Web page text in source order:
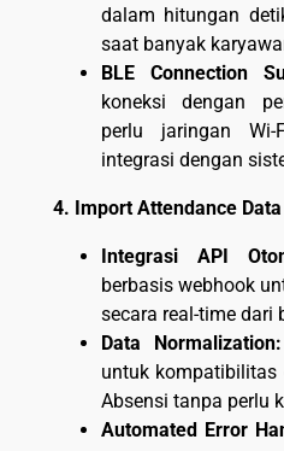
dalam hitungan
saat banyak
BLE Connection
koneksi dengan
perlu jaringan Wi-
integrasi dengan
4. Import Attendance
Integrasi API
berbasis webhook
secara real-time dari
Data Normalization:
untuk kompatibilitas
Absensi tanpa perlu
Automated Error